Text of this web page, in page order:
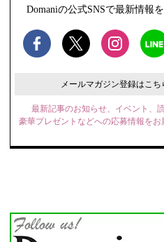
Domaniの公式SNSで最新情報を
メールマガジン登録はこち
最新記事のお知らせ、イベント、読
豪華プレゼントなどへの応募情報をお